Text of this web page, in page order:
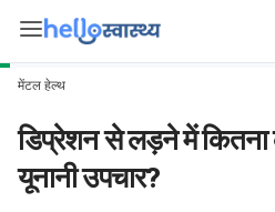
मेंटल हेल्थ
डिप्रेशन से लड़ने में कितना
यूनानी उपचार?